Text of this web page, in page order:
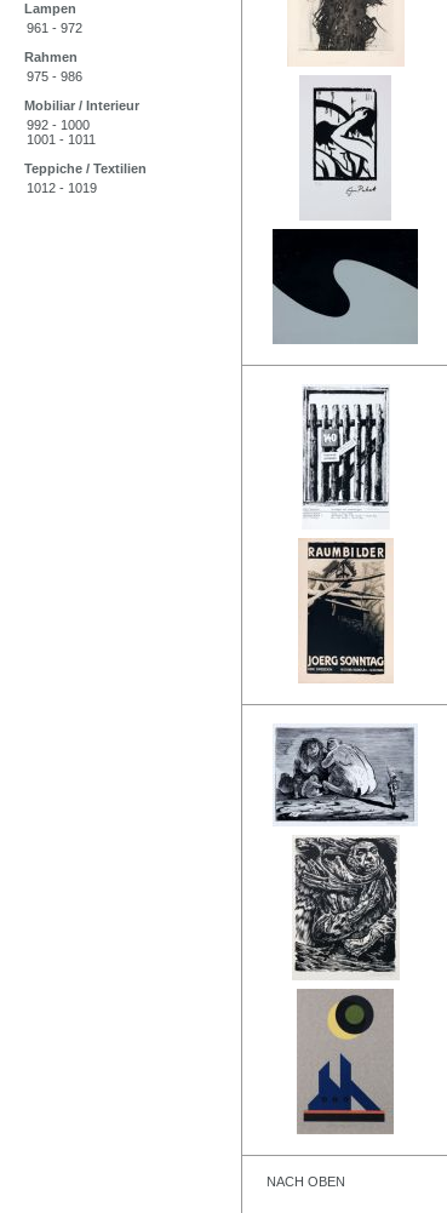
Lampen
961 - 972
Rahmen
975 - 986
Mobiliar / Interieur
992 - 1000
1001 - 1011
Teppiche / Textilien
1012 - 1019
NACH OBEN